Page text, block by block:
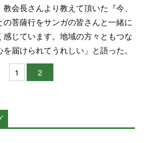
会長さんより教えて頂いた『今、
の菩薩行をサンガの皆さんと一緒に
じています。地域の方々ともつな
届けられてうれしい」と語った。
1
2